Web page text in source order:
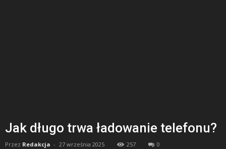
Jak długo trwa ładowanie telefonu?
Przez Redakcja - 27 września 2025 257 0